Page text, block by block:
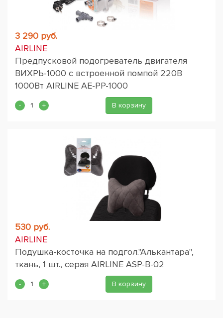
3 290 руб.
AIRLINE
Предпусковой подогреватель двигателя
ВИХРЬ-1000 с встроенной помпой 220В
1000Вт AIRLINE AE-PP-1000
В корзину
530 руб.
AIRLINE
Подушка-косточка на подгол."Алькантара",
ткань, 1 шт., серая AIRLINE ASP-B-02
В корзину